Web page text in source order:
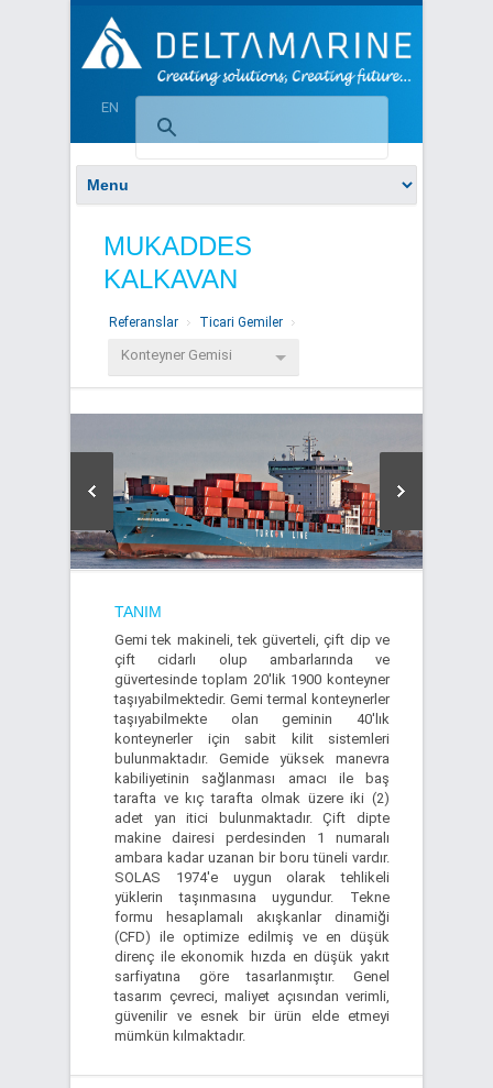
EN
MUKADDES
KALKAVAN
Referanslar Ticari Gemiler
Konteyner Gemisi
TANIM
Gemi tek makineli, tek güverteli, çift dip ve
çift cidarlı olup ambarlarında ve
güvertesinde toplam 20'lik 1900 konteyner
taşıyabilmektedir. Gemi termal konteynerler
taşıyabilmekte olan geminin 40'lık
konteynerler için sabit kilit sistemleri
bulunmaktadır. Gemide yüksek manevra
kabiliyetinin sağlanması amacı ile baş
tarafta ve kıç tarafta olmak üzere iki (2)
adet yan itici bulunmaktadır. Çift dipte
makine dairesi perdesinden 1 numaralı
ambara kadar uzanan bir boru tüneli vardır.
SOLAS 1974'e uygun olarak tehlikeli
yüklerin taşınmasına uygundur. Tekne
formu hesaplamalı akışkanlar dinamiği
(CFD) ile optimize edilmiş ve en düşük
direnç ile ekonomik hızda en düşük yakıt
sarfiyatına göre tasarlanmıştır. Genel
tasarım çevreci, maliyet açısından verimli,
güvenilir ve esnek bir ürün elde etmeyi
mümkün kılmaktadır.